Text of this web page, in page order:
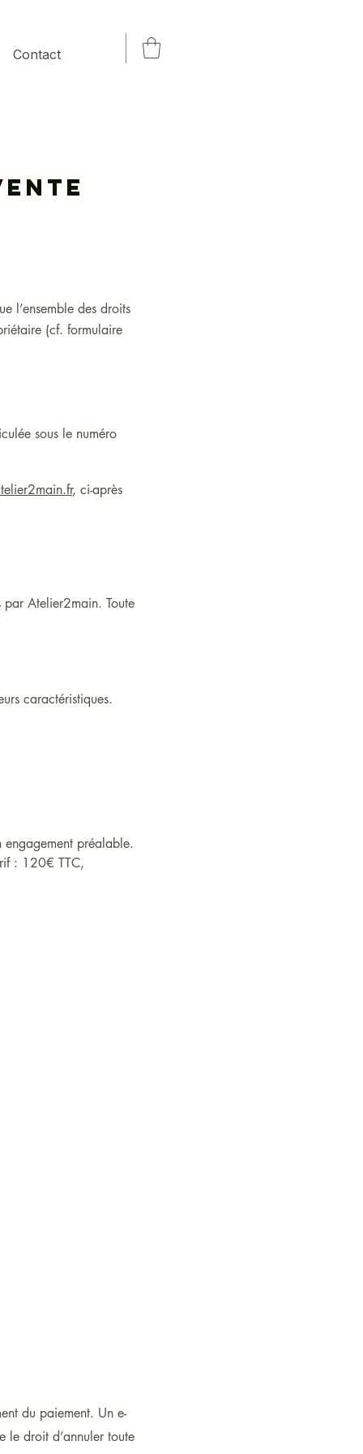
Contact
l’ensemble des droits
(cf. formulaire
sous le numéro
, ci-après
par Atelier2main. Toute
caractéristiques.
liés à l’âge du
préalable.
: 120€ TTC,
du paiement. Un e-
le droit d’annuler toute